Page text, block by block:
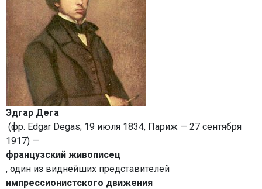
Эдгар Дега
(фр. Edgar Degas; 19 июля 1834, Париж — 27 сентября
1917) —
французский живописец
, один из виднейших представителей
импрессионистского движения